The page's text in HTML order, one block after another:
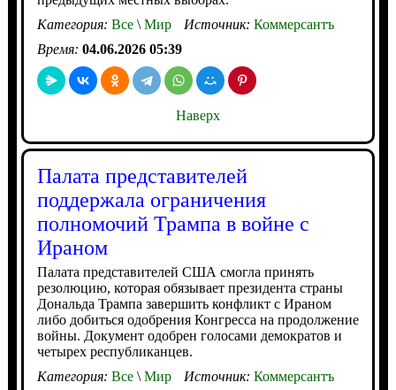
Категория: Все\Мир Источник: Коммерсантъ
Время: 04.06.2026 05:39
Наверх
Палата представителей
поддержала ограничения
полномочий Трампа в войне с
Ираном
Палата представителей США смогла принять
резолюцию, которая обязывает президента страны
Дональда Трампа завершить конфликт с Ираном
либо добиться одобрения Конгресса на продолжение
войны. Документ одобрен голосами демократов и
четырех республиканцев.
Категория: Все\Мир Источник: Коммерсантъ